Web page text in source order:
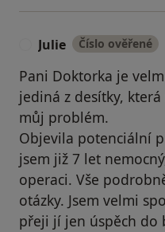
Julie Číslo ověřené
Pani Doktorka je
jediná z desítky,
můj problém.
Objevila potenciální
jsem již 7 let
operaci. Vše
otázky. Jsem velmi
přeji jí jen úspěch do